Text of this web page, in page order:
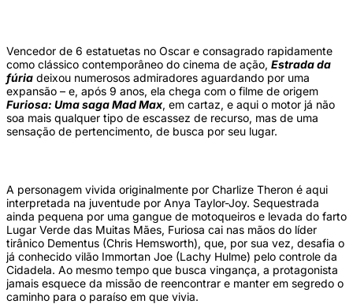
Vencedor de 6 estatuetas no Oscar e consagrado rapidamente
como clássico contemporâneo do cinema de ação, Estrada da
fúria deixou numerosos admiradores aguardando por uma
expansão – e, após 9 anos, ela chega com o filme de origem
Furiosa: Uma saga Mad Max, em cartaz, e aqui o motor já não
soa mais qualquer tipo de escassez de recurso, mas de uma
sensação de pertencimento, de busca por seu lugar.
A personagem vivida originalmente por Charlize Theron é aqui
interpretada na juventude por Anya Taylor-Joy. Sequestrada
ainda pequena por uma gangue de motoqueiros e levada do farto
Lugar Verde das Muitas Mães, Furiosa cai nas mãos do líder
tirânico Dementus (Chris Hemsworth), que, por sua vez, desafia o
já conhecido vilão Immortan Joe (Lachy Hulme) pelo controle da
Cidadela. Ao mesmo tempo que busca vingança, a protagonista
jamais esquece da missão de reencontrar e manter em segredo o
caminho para o paraíso em que vivia.